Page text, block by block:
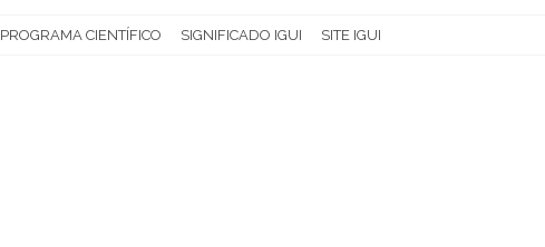
PROGRAMA CIENTÍFICO SIGNIFICADO IGUI SITE IGUI